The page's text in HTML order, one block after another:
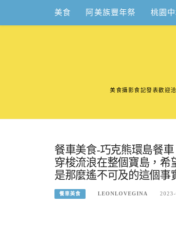
content
美食 阿美族豐年祭 桃園
美食攝影食記發表歡迎
餐車美食-巧克熊環島餐
穿梭流浪在整個寶島，希
是那麼遙不可及的這個事
餐車美食 LEONLOVEGINA